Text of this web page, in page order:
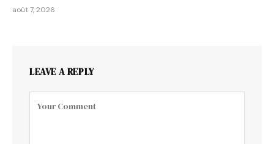
août 7, 2026
LEAVE A REPLY